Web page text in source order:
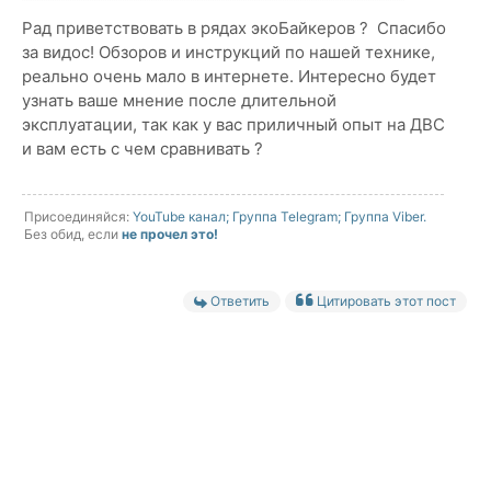
Рад приветствовать в рядах экоБайкеров ?️ Спасибо
за видос! Обзоров и инструкций по нашей технике,
реально очень мало в интернете. Интересно будет
узнать ваше мнение после длительной
эксплуатации, так как у вас приличный опыт на ДВС
и вам есть с чем сравнивать ?
Присоединяйся: YouTube канал; Группа Telegram; Группа Viber.
Без обид, если не прочел это!
Ответить Цитировать этот пост